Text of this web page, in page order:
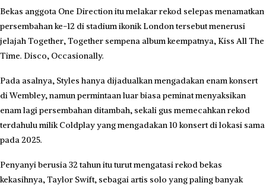
Bekas anggota One Direction itu melakar rekod selepas menamatkan
persembahan ke-12 di stadium ikonik London tersebut menerusi
jelajah Together, Together sempena album keempatnya, Kiss All The
Time. Disco, Occasionally.
Pada asalnya, Styles hanya dijadualkan mengadakan enam konsert
di Wembley, namun permintaan luar biasa peminat menyaksikan
enam lagi persembahan ditambah, sekali gus memecahkan rekod
terdahulu milik Coldplay yang mengadakan 10 konsert di lokasi sama
pada 2025.
Penyanyi berusia 32 tahun itu turut mengatasi rekod bekas
kekasihnya, Taylor Swift, sebagai artis solo yang paling banyak